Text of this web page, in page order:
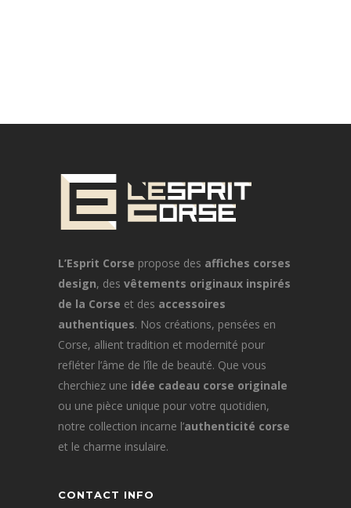
L’Esprit Corse propose des affiches corses
design, des vêtements originaux inspirés
de la Corse et des accessoires
authentiques. Nos créations, pensées en
Corse, allient tradition et modernité pour
refléter l’âme de l’île de beauté. Que vous
cherchiez une idée cadeau corse originale
ou une pièce unique pour votre quotidien,
notre collection incarne l’authenticité corse
et le charme insulaire.
CONTACT INFO